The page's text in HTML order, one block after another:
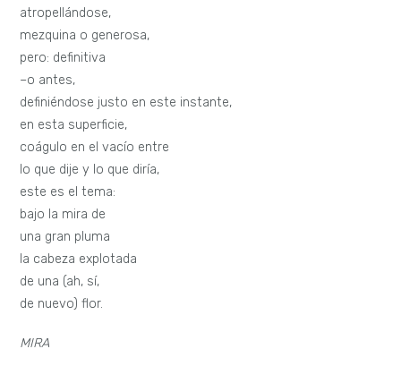
atropellándose,
mezquina o generosa,
pero: definitiva
–o antes,
definiéndose justo en este instante,
en esta superficie,
coágulo en el vacío entre
lo que dije y lo que diría,
este es el tema:
bajo la mira de
una gran pluma
la cabeza explotada
de una (ah, sí,
de nuevo) flor.
MIRA